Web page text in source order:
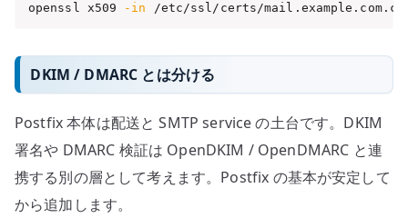
openssl x509
-in /etc/ssl/certs/
DKIM / DMARC とは分ける
Postfix 本体は配送と SMTP service の土台です。DKIM
署名や DMARC 検証は OpenDKIM / OpenDMARC と連
携する別の層として考えます。Postfix の基本が安定して
から追加します。